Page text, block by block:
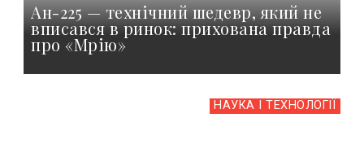
Ан-225 — технічний шедевр, який не
вписався в ринок: прихована правда
про «Мрію»
НАУКА І ТЕХНОЛОГІЇ